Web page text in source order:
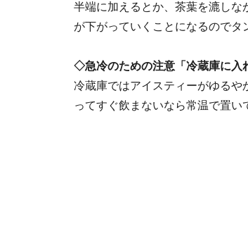
半端に加えるとか、茶葉を漉し
が下がっていくことになるのでタ
◇急冷のための注意「冷蔵庫に入
冷蔵庫ではアイスティーがゆる
ってすぐ飲まないなら常温で置い